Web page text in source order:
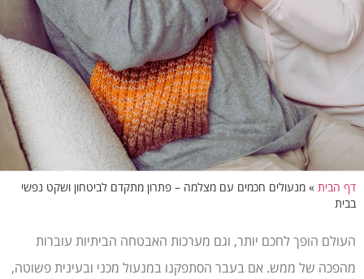
דף הבית » מנעולים חכמים עם מצלמה – פתרון מתקדם לביטחון ושקט נפשי
בבית
העולם הופך לחכם יותר, וגם מערכות האבטחה הביתיות עוברות
מהפכה של ממש. אם בעבר הסתפקנו במנעול מכני ובעינית פשוטה,